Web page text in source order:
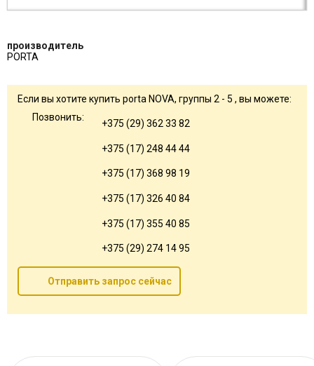
производитель
PORTA
Если вы хотите купить porta NOVA, группы 2 - 5 , вы можете:
Позвонить:
+375 (29) 362 33 82
+375 (17) 248 44 44
+375 (17) 368 98 19
+375 (17) 326 40 84
+375 (17) 355 40 85
+375 (29) 274 14 95
Отправить запрос сейчас